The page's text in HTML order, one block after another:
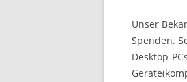
Unser
Spenden.
Desktop-